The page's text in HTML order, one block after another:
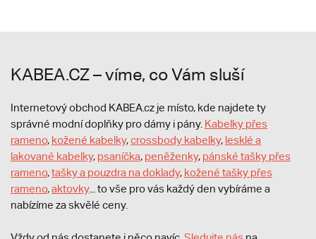
KABEA.CZ – víme, co Vám sluší
Internetový obchod KABEA.cz je místo, kde najdete ty
správné modní doplňky pro dámy i pány. Kabelky přes
rameno, kožené kabelky,crossbody kabelky, lesklé a
lakované kabelky, psaníčka, peněženky, pánské tašky přes
rameno,tašky a pouzdra na doklady, kožené tašky přes
rameno,aktovky... to vše pro vás každý den vybíráme a
nabízíme za skvělé ceny.